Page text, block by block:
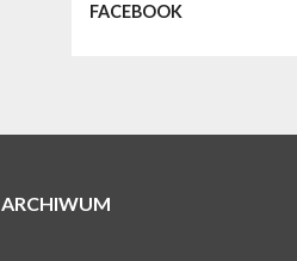
WYDARZENIA
WYDARZENIA
zespół Kombi [PROGRAM]
FACEBOOK
ARCHIWUM